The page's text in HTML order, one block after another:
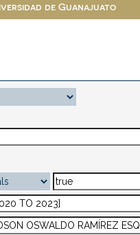
de Guanajuato